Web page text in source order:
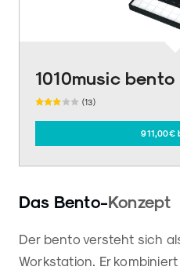
1010music bento
(13)
911,00€
Das Bento-Konzept
Der bento versteht sich
Workstation. Er